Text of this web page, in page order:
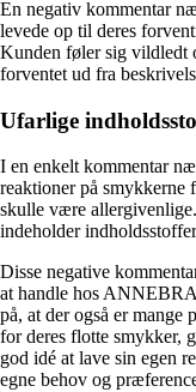
En negativ kommentar
levede op til deres
Kunden føler sig vildledt
forventet ud fra
Ufarlige
I en enkelt kommentar
reaktioner på
skulle være
indeholder
Disse negative
at handle hos
på, at der også er mange
for deres flotte smykker,
god idé at lave sin egen
egne behov og